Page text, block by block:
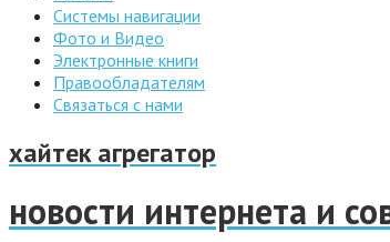
Системы навигации
Фото и Видео
Электронные книги
Правообладателям
Связаться с нами
хайтек агрегатор
новости интернета и